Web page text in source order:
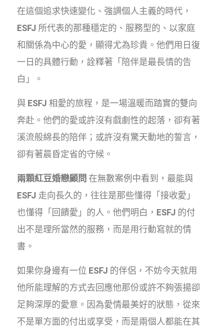
在這個追求快速變化、強調個人主義的時代，
ESFJ 所代表的那種穩定的、服務型的、以家庭
和關係為中心的愛，顯得尤為珍貴。他們用日復
一日的具體行動，詮釋著「陪伴是最長情的告
白」。
與 ESFJ 相愛的旅程，是一場溫暖而踏實的雙向
奔赴。他們的愛或許沒有戲劇性的起落，卻有著
溪流般綿長的陪伴；或許沒有驚天動地的誓言，
卻有著晨昏定省的守候。
兩顆紅豆婚戀顧問 在無數案例中看到，最能與
ESFJ 走向長久的，往往是那些懂得「接收愛」
也懂得「回饋愛」的人。他們明白， ESFJ 的付
出不是理所當然的服務，而是用行動寫就的情
書。
如果你身邊有一位 ESFJ 的伴侶，不妨今天就用
他所能理解的方式去回應他那份或許不夠張揚卻
足夠深厚的愛意。因為愛情最美好的狀態，從來
不是單方面的付出或享受，而是兩個人都能在其